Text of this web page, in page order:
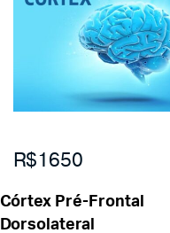
R$1650
Córtex Pré-Frontal
Dorsolateral